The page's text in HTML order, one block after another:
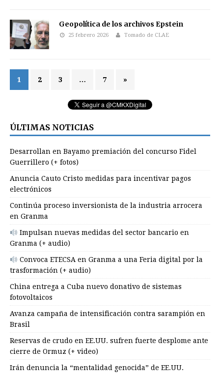
Geopolítica de los archivos Epstein
25 febrero 2026 Tomado de CLAE
1 2 3 … 7 »
ÚLTIMAS NOTICIAS
Desarrollan en Bayamo premiación del concurso Fidel
Guerrillero (+ fotos)
Anuncia Cauto Cristo medidas para incentivar pagos
electrónicos
Continúa proceso inversionista de la industria arrocera
en Granma
Impulsan nuevas medidas del sector bancario en
Granma (+ audio)
Convoca ETECSA en Granma a una Feria digital por la
trasformación (+ audio)
China entrega a Cuba nuevo donativo de sistemas
fotovoltaicos
Avanza campaña de intensificación contra sarampión en
Brasil
Reservas de crudo en EE.UU. sufren fuerte desplome ante
cierre de Ormuz (+ video)
Irán denuncia la “mentalidad genocida” de EE.UU.